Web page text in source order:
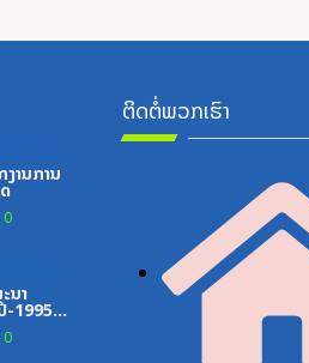
ານການ
0
ນາ
-1995-
0
ຕິດຕໍ່ພວກເຮົາ